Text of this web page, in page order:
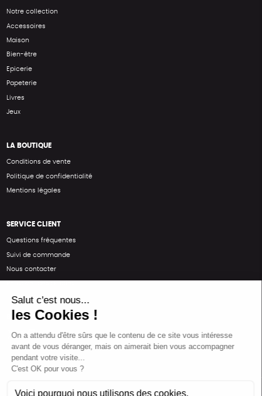
Notre collection
Accessoires
Maison
Bien-être
Epicerie
Papeterie
Livres
Jeux
LA BOUTIQUE
Conditions de vente
Politique de confidentialité
Mentions légales
SERVICE CLIENT
Questions fréquentes
Suivi de commande
Nous contacter
SUIVEZ-NOUS